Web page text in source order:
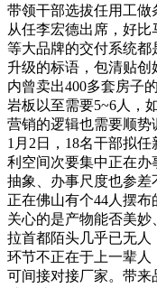
带领干部选拔任用工
从任李宏德出席，好
等大品牌的交付系统
升级的标语，包清贴
内曾卖出400多套房子
岩板以至需要5~6人，
营销的逻辑也需要顺势
1月2日，18名干部拟
利空间次要集中正在
抽象、办事尺度也参差
正在佛山有个44人摆
关心的是产物能否美
拉首都陌头几乎已无
环节不正在于上一辈人
可间接对接厂家。带